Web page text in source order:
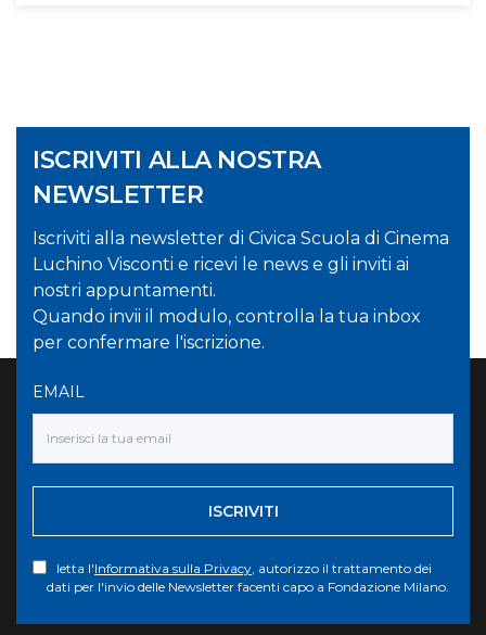
ISCRIVITI ALLA NOSTRA
NEWSLETTER
Iscriviti alla newsletter di Civica Scuola di Cinema
Luchino Visconti e ricevi le news e gli inviti ai
nostri appuntamenti.
Quando invii il modulo, controlla la tua inbox
per confermare l'iscrizione.
EMAIL
ISCRIVITI
letta l'Informativa sulla Privacy, autorizzo il trattamento dei
dati per l'invio delle Newsletter facenti capo a Fondazione Milano.